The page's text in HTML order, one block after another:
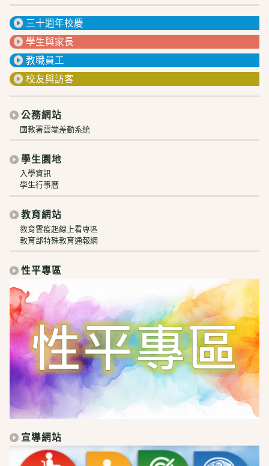
三十週年校慶
學生與家長
教職員工
校友與訪客
公務網站
國教署雲端差勤系統
學生園地
入學資訊
學生行事曆
教育網站
教育雲疫起線上看專區
教育部特殊教育通報網
性平專區
宣導網站